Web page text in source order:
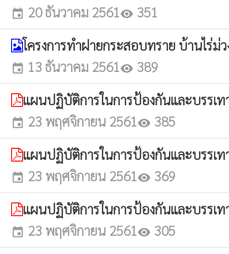
event 20 ธันวาคม 2561visibility 351
โครงการทำฝายกระสอบทราย บ้านไร่ม่
event 13 ธันวาคม 2561visibility 389
แผนปฏิบัติการในการป้องกันและบรรเ
event 23 พฤศจิกายน 2561visibility 385
แผนปฏิบัติการในการป้องกันและบรรเ
event 23 พฤศจิกายน 2561visibility 369
แผนปฏิบัติการในการป้องกันและบรรเ
event 23 พฤศจิกายน 2561visibility 305